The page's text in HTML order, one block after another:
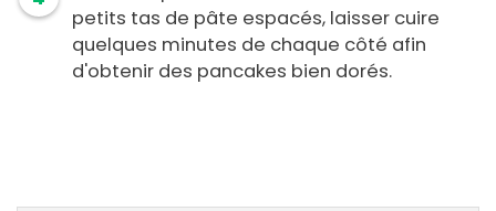
petits tas de pâte espacés, laisser cuire
quelques minutes de chaque côté afin
d'obtenir des pancakes bien dorés.